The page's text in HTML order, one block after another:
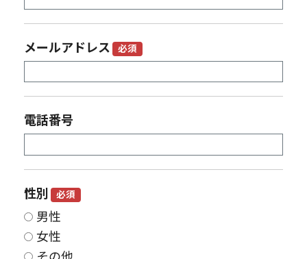
メールアドレス 必須
電話番号
性別 必須
男性
女性